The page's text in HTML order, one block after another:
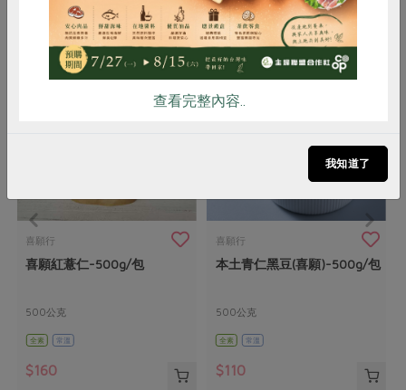
你可能有興趣的產品
喜願行
喜願紅薏仁-500g/包
500公克
全素 常溫
$160
喜願行
本土青仁黑豆(喜願)-500g/包
500公克
全素 常溫
$110
查看完整內容..
我知道了